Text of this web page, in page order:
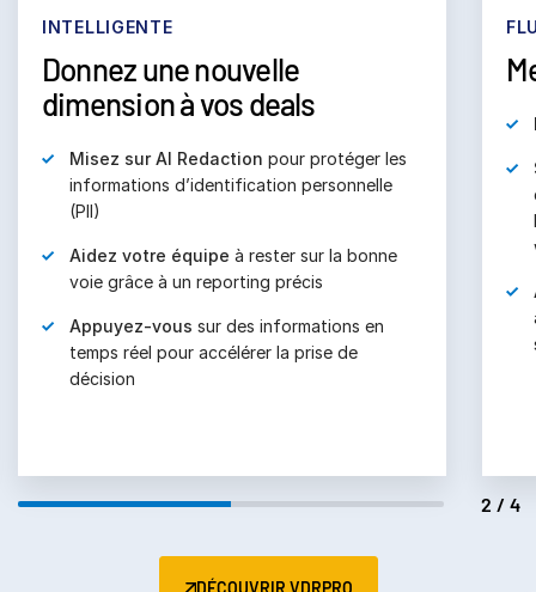
INTELLIGENTE
Donnez une nouvelle
dimension à vos deals
Misez sur AI Redaction pour protéger les
informations d’identification personnelle
(PII)
Aidez votre équipe à rester sur la bonne
voie grâce à un reporting précis
Appuyez-vous sur des informations en
temps réel pour accélérer la prise de
décision
2/4
DÉCOUVRIR VDRPRO